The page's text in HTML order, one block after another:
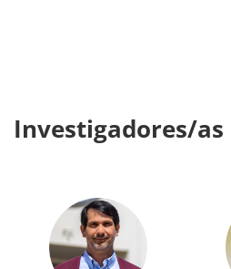
Investigadores/